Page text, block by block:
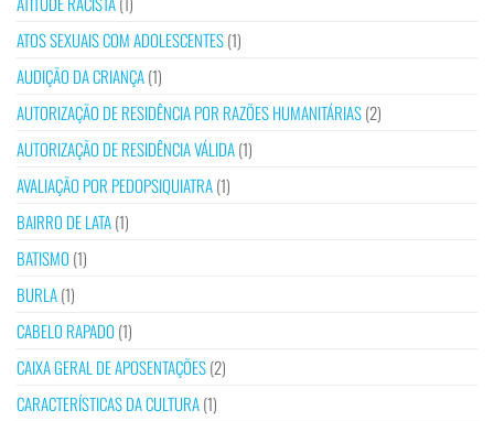
ATOS SEXUAIS COM ADOLESCENTES(1)
AUDIÇÃO DA CRIANÇA(1)
AUTORIZAÇÃO DE RESIDÊNCIA POR RAZÕES HUMANITÁRIAS(2)
AUTORIZAÇÃO DE RESIDÊNCIA VÁLIDA(1)
AVALIAÇÃO POR PEDOPSIQUIATRA(1)
BAIRRO DE LATA(1)
BATISMO (1)
BURLA(1)
CABELO RAPADO (1)
CAIXA GERAL DE APOSENTAÇÕES(2)
CARACTERÍSTICAS DA CULTURA(1)